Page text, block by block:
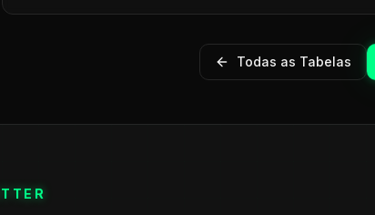
Todas as Tabelas